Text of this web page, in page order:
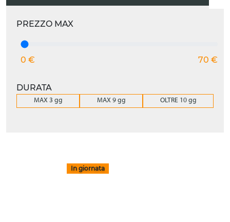
PREZZO MAX
0 € 70 €
DURATA
MAX 3 gg MAX 9 gg OLTRE 10 gg
In giornata